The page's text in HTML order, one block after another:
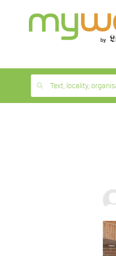
month
free
Text, locality,